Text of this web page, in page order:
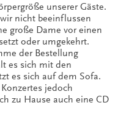
unserer Gäste.
nicht beeinflussen
große Dame vor einen
oder umgekehrt.
der Bestellung
es sich mit den
es sich auf dem Sofa.
jedoch
zu Hause auch eine CD